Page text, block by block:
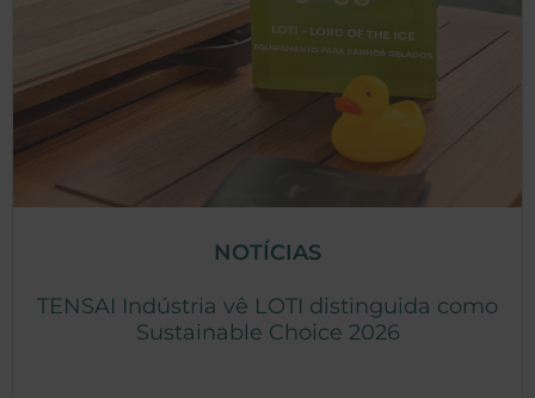
NOTÍCIAS
TENSAI Indústria vê LOTI distinguida como
Sustainable Choice 2026